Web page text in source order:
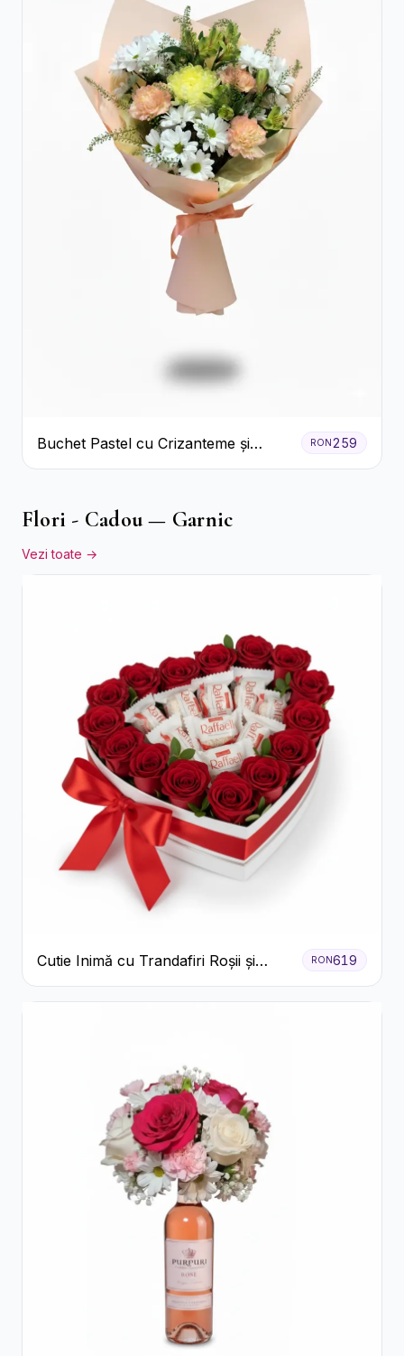
Buchet Pastel cu Crizanteme și
Garoafe
RON 259
Flori - Cadou — Garnic
Vezi toate →
Cutie Inimă cu Trandafiri Roșii și
Bomboane Raffaello
RON619